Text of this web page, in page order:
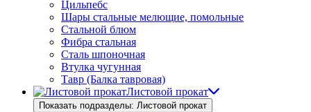
Цильпебс
Шары стальные мелющие, помольные
Стальной блюм
Фибра стальная
Сталь шпоночная
Втулка чугунная
Тавр (Балка тавровая)
Листовой прокат
Показать подразделы: Листовой прокат